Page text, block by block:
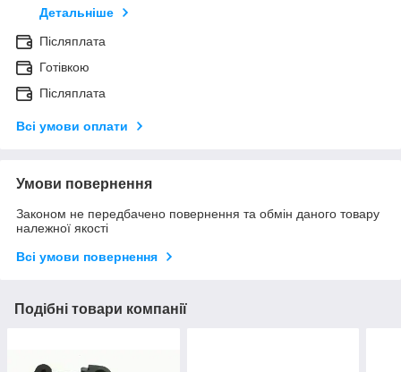
Детальніше
Післяплата
Готівкою
Післяплата
Всі умови оплати
Умови повернення
Законом не передбачено повернення та обмін даного товару
належної якості
Всі умови повернення
Подібні товари компанії